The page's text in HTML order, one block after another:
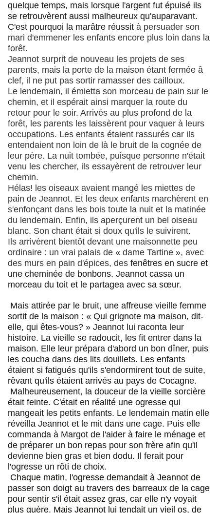
quelque temps, mais lorsque l'argent fut épuisé ils
se retrouvèrent aussi malheureux qu'au­paravant.
C'est pourquoi la marâtre réussit à persuader son
mari d'emmener les enfants encore plus loin dans la
forêt.
Jeannot surprit de nouveau les projets de ses
parents, mais la porte de la maison étant fermée â
clef, il ne put pas sortir ramasser des cailloux.
Le lendemain, il émietta son morceau de pain sur le
chemin, et il espérait ainsi marquer la route du
retour pour le soir. Arrivés au plus profond de la
forêt, les parents les laissèrent pour vaquer à leurs
occupations. Les enfants étaient rassurés car ils
entendaient non loin de là le bruit de la cognée de
leur père. La nuit tombée, puisque personne n'était
venu les chercher, ils essayèrent de retrouver leur
chemin.
Hélas! les oiseaux avaient mangé les miettes de
pain de Jeannot. Et les deux enfants marchèrent en
s'enfonçant dans les bois toute la nuit et la matinée
du lendemain. Enfin, ils aperçurent un bel oiseau
blanc. Son chant était si doux qu'ils le suivirent.
Ils arrivèrent bientôt devant une maisonnette peu
or­dinaire : un vrai palais de « dame Tartine », avec
des murs en pain d'épices, des fenêtres en sucre et
une cheminée de bonbons. Jeannot cassa un
morceau du toit et le partagea avec sa sœur.
Mais attirée par le bruit, une affreuse vieille femme
sortit de la maison : « Qui grignote ma maison, dit-
elle, qui êtes-vous? » Jeannot lui raconta leur
histoire. La vieille se radoucit, les fit entrer dans la
maison. Elle leur prépara d'abord un bon dîner, puis
les coucha dans des lits douillets. Les enfants
étaient si fatigués qu'ils s'endormirent tout de suite,
rêvant qu'ils étaient arrivés au pays de Cocagne.
Malheureusement, la douceur de la vieille sorcière
était feinte. C'était en réalité une ogresse qui
mangeait les petits enfants. Le lendemain matin elle
réveilla Jeannot et le mit dans une cage. Puis elle
commanda à Margot de l'aider à faire le ménage et
de préparer un bon repas pour son frère afin qu'il
devienne bien gras et bien dodu. Il ferait pour
l'ogresse un rôti de choix.
Chaque matin, l'ogresse demandait à Jeannot de
passer son doigt au travers des barreaux de la cage
pour sentir s'il était assez gras, car elle n'y voyait
plus guère. Mais Jeannot lui tendait un vieil os, de